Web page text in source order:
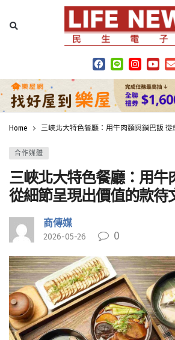
Home 三峽北大特色餐廳：用牛肉麵與鍋巴飯
合作媒體
三峽北大特色餐廳：用牛
從細節呈現出價值的款待
商傳媒
2026-05-26 0